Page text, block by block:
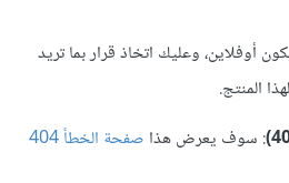
أوفلاين، وعليك اتخاذ قرار بما تريد
المنتج.
: سوف يعرض هذا صفحة الخطأ 404